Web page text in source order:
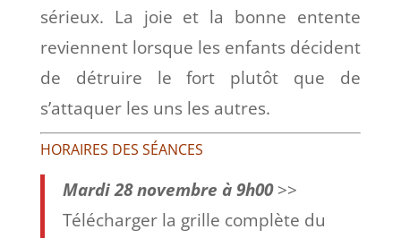
sérieux. La joie et la bonne entente
reviennent lorsque les enfants décident
de détruire le fort plutôt que de
s’attaquer les uns les autres.
HORAIRES DES SÉANCES
Mardi 28 novembre à 9h00>>
Télécharger la grille complète du